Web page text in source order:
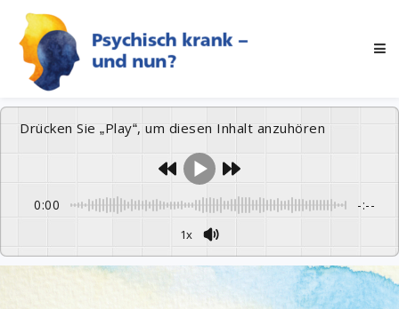
Drücken Sie „Play“, um diesen Inhalt anzuhören
0:00 -:--
1x